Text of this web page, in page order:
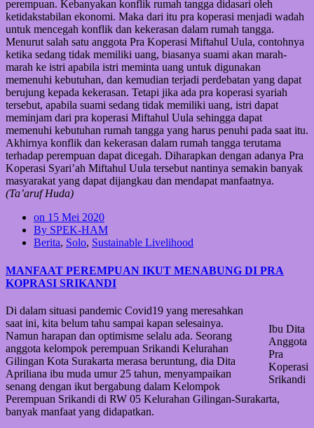
perempuan. Kebanyakan konflik rumah tangga didasari oleh
ketidakstabilan ekonomi. Maka dari itu pra koperasi menjadi wadah
untuk mencegah konflik dan kekerasan dalam rumah tangga.
Menurut salah satu anggota Pra Koperasi Miftahul Uula, contohnya
ketika sedang tidak memiliki uang, biasanya suami akan marah-
marah ke istri apabila istri meminta uang untuk digunakan
memenuhi kebutuhan, dan kemudian terjadi perdebatan yang dapat
berujung kepada kekerasan. Tetapi jika ada pra koperasi syariah
tersebut, apabila suami sedang tidak memiliki uang, istri dapat
meminjam dari pra koperasi Miftahul Uula sehingga dapat
memenuhi kebutuhan rumah tangga yang harus penuhi pada saat itu.
Akhirnya konflik dan kekerasan dalam rumah tangga terutama
terhadap perempuan dapat dicegah. Diharapkan dengan adanya Pra
Koperasi Syari’ah Miftahul Uula tersebut nantinya semakin banyak
masyarakat yang dapat dijangkau dan mendapat manfaatnya.
(Ta’aruf Huda)
on 15 Mei 2020
By SPEK-HAM
Berita, Solo, Sustainable Livelihood
MANFAAT PEREMPUAN IKUT MENABUNG DI PRA
KOPRASI SRIKANDI
Ibu Dita
Anggota
Pra
Koperasi
Srikandi
Di dalam situasi pandemic Covid19 yang meresahkan
saat ini, kita belum tahu sampai kapan selesainya.
Namun harapan dan optimisme selalu ada. Seorang
anggota kelompok perempuan Srikandi Kelurahan
Gilingan Kota Surakarta merasa beruntung, dia Dita
Apriliana ibu muda umur 25 tahun, menyampaikan
senang dengan ikut bergabung dalam Kelompok
Perempuan Srikandi di RW 05 Kelurahan Gilingan-Surakarta,
banyak manfaat yang didapatkan.